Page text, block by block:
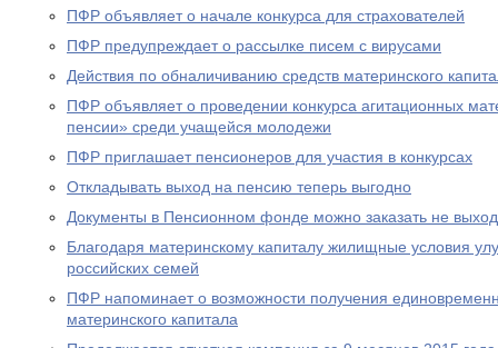
ПФР объявляет о начале конкурса для страхователей
ПФР предупреждает о рассылке писем с вирусами
Действия по обналичиванию средств материнского
ПФР объявляет о проведении конкурса агитационных
пенсии» среди учащейся молодежи
ПФР приглашает пенсионеров для участия в конкурсах
Откладывать выход на пенсию теперь выгодно
Документы в Пенсионном фонде можно заказать не
Благодаря материнскому капиталу жилищные условия
российских семей
ПФР напоминает о возможности получения
материнского капитала